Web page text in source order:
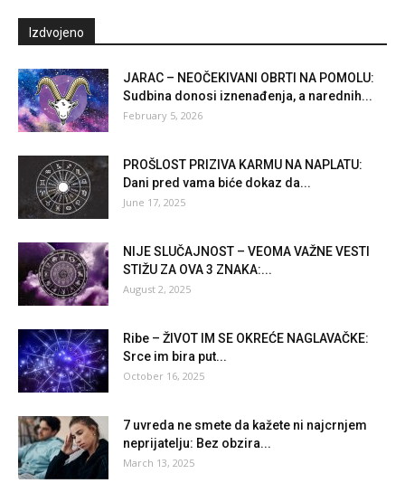
Izdvojeno
JARAC – NEOČEKIVANI OBRTI NA POMOLU:
Sudbina donosi iznenađenja, a narednih...
February 5, 2026
PROŠLOST PRIZIVA KARMU NA NAPLATU:
Dani pred vama biće dokaz da...
June 17, 2025
NIJE SLUČAJNOST – VEOMA VAŽNE VESTI
STIŽU ZA OVA 3 ZNAKA:...
August 2, 2025
Ribe – ŽIVOT IM SE OKREĆE NAGLAVAČKE:
Srce im bira put...
October 16, 2025
7 uvreda ne smete da kažete ni najcrnjem
neprijatelju: Bez obzira...
March 13, 2025